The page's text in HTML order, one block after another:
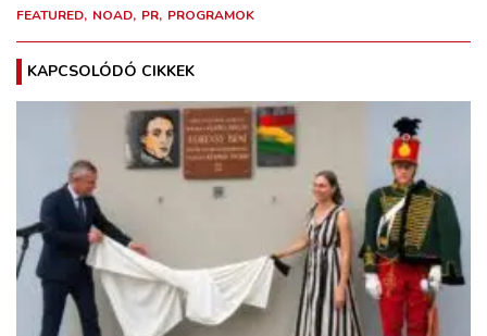
FEATURED NOAD PR PROGRAMOK
KAPCSOLÓDÓ CIKKEK